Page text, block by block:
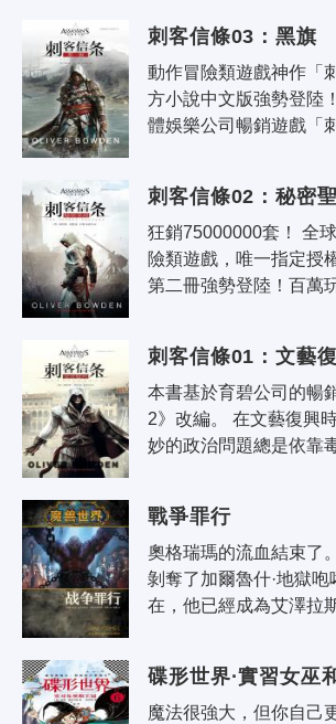
刺客信條03：黑旗
動作冒險類遊戲神作「
方小說中文版強勢登陸
體娛樂公司暢銷遊戲「
刺客信條02：秘密
狂銷75000000套！ 全
險類遊戲，唯一指定授
第二冊強勢登陸！百萬
刺客信條01：文藝
本書基於育碧公司的暢
2》改編。 在文藝復興
妙的政治問題總是依靠
戰爭罪行
奧格瑞瑪的流血結束了
剝奪了加爾魯什·地獄
在，他已經成為艾澤拉
碟形世界·實習女巫
魔法很強大，但你自己